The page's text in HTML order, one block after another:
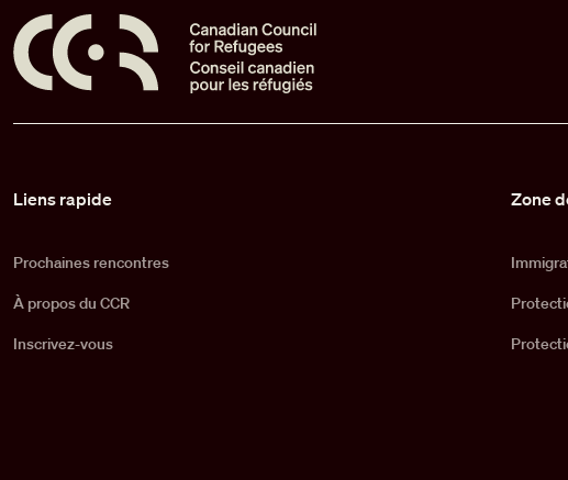
Liens rapide
Prochaines rencontres
À propos du CCR
Inscrivez-vous
Zone